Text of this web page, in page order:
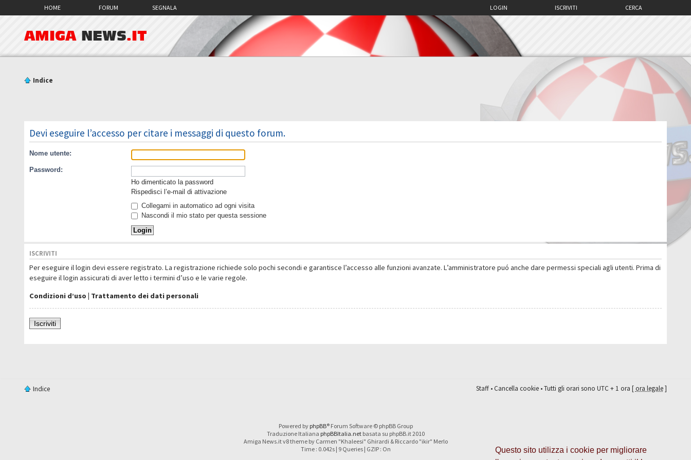
Questo sito utilizza i cookie per migliorare
HOME FORUM SEGNALA CERCA
ISCRIVITI
LOGIN
AMIGA NEWS.IT
Indice
Devi eseguire l’accesso per citare i messaggi di questo forum.
Nome utente:
Password:
Ho dimenticato la password
Rispedisci l’e-mail di attivazione
Collegami in automatico ad ogni visita
Nascondi il mio stato per questa sessione
ISCRIVITI
Per eseguire il login devi essere registrato. La registrazione richiede solo pochi secondi e garantisce l’accesso alle funzioni avanzate. L’amministratore puó anche dare permessi speciali agli utenti. Prima di
eseguire il login assicurati di aver letto i termini d’uso e le varie regole.
Condizioni d’uso | Trattamento dei dati personali
Iscriviti
Indice Staff•Cancella cookie• Tutti gli orari sono UTC + 1 ora [ora legale]
Powered by phpBB® Forum Software © phpBB Group
Traduzione Italiana phpBBItalia.netbasata su phpBB.it 2010
Amiga News.it v8 theme by Carmen "Khaleesi" Ghirardi & Riccardo "ikir" Merlo
Time : 0.042s | 9 Queries | GZIP : On